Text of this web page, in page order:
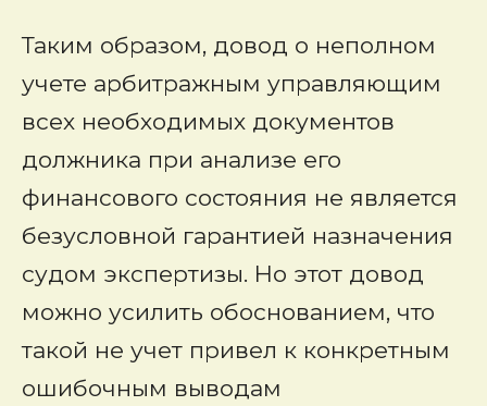
Таким образом, довод о неполном
учете арбитражным управляющим
всех необходимых документов
должника при анализе его
финансового состояния не является
безусловной гарантией назначения
судом экспертизы. Но этот довод
можно усилить обоснованием, что
такой не учет привел к конкретным
ошибочным выводам